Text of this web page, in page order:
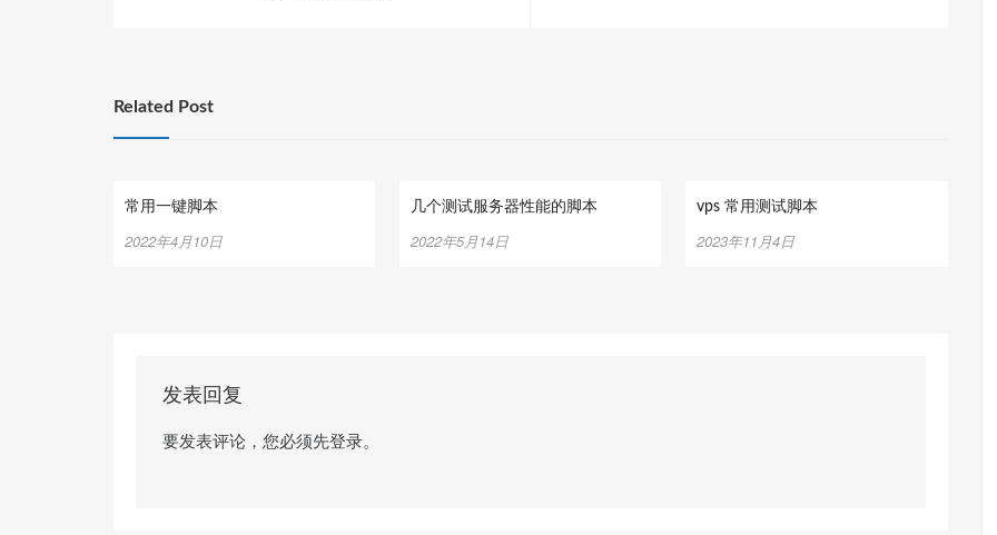
Related Post
常用一键脚本
2022年4月10日
几个测试服务器性能的脚本
2022年5月14日
vps 常用测试脚本
2023年11月4日
发表回复
要发表评论，您必须先登录。